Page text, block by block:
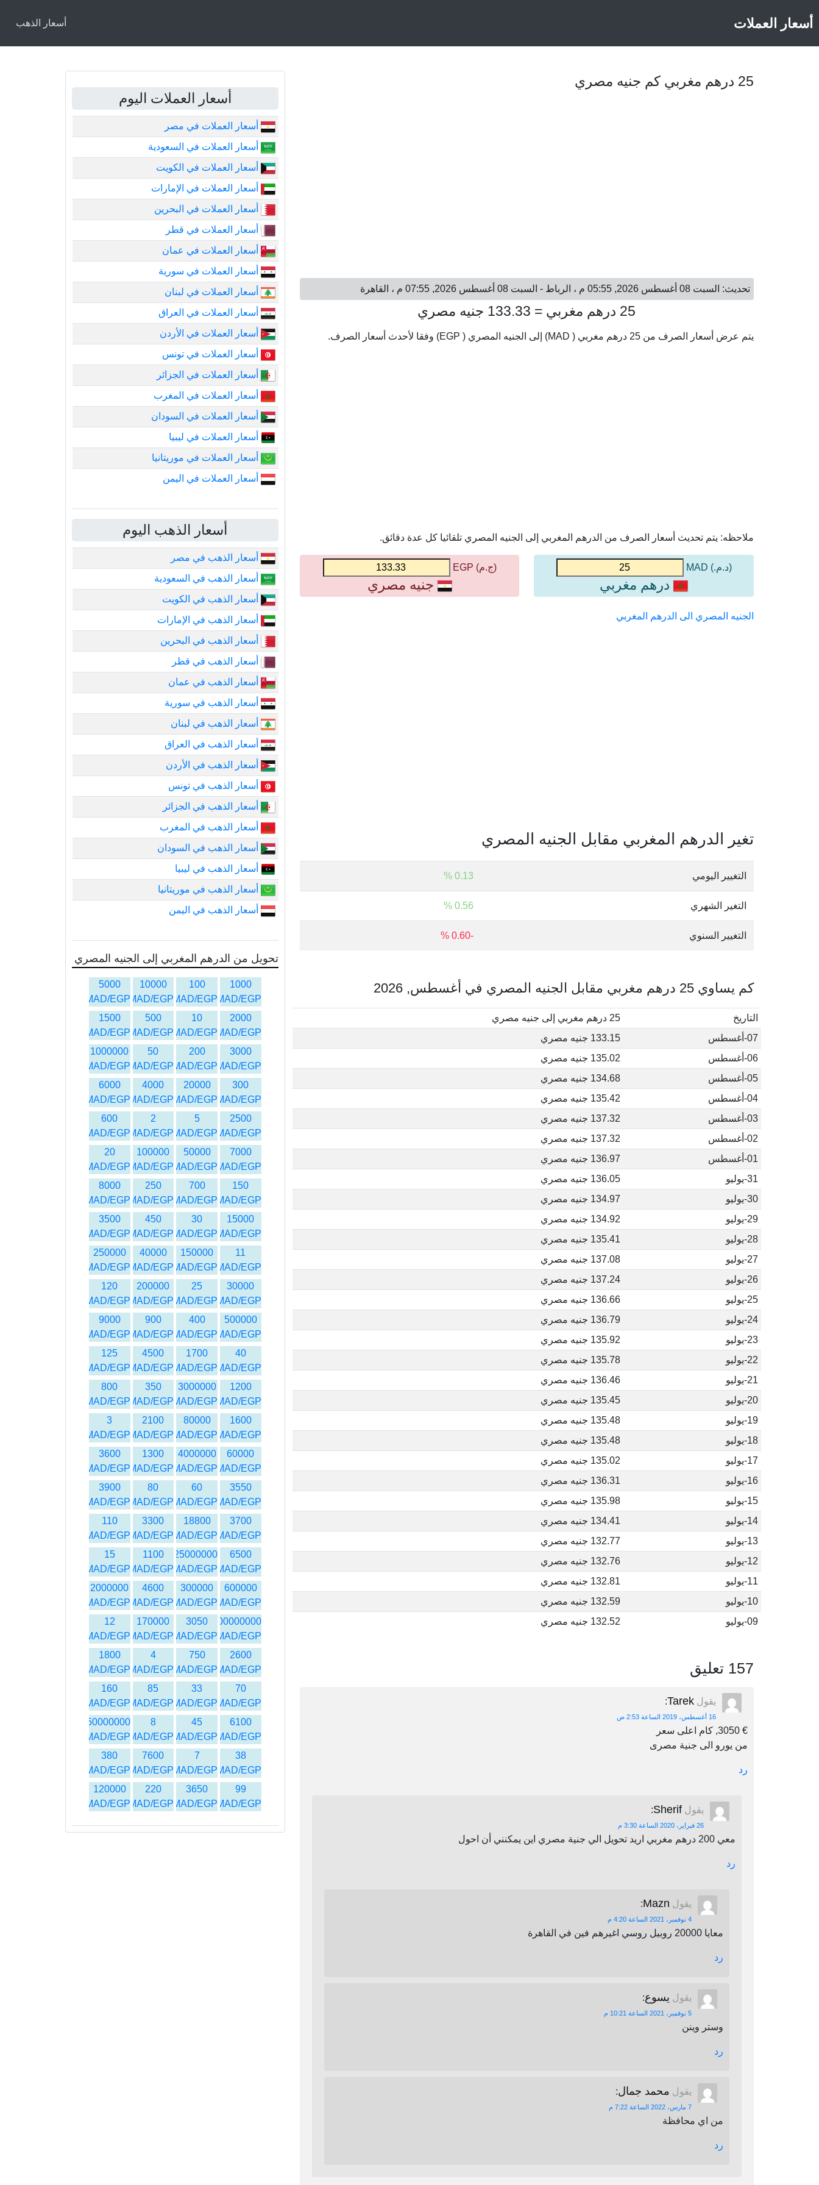
أسعار العملات أسعار الذهب
25 درهم مغربي كم جنيه مصري
تحديث: السبت 08 أغسطس 2026, 05:55 م ، الرباط - السبت 08 أغسطس 2026, 07:55 م ، القاهرة
25 درهم مغربي = 133.33 جنيه مصري
يتم عرض أسعار الصرف من 25 درهم مغربي ( MAD) إلى الجنيه المصري ( EGP) وفقا لأحدث أسعار الصرف.
ملاحظه: يتم تحديث أسعار الصرف من الدرهم المغربي إلى الجنيه المصري تلقائيا كل عدة دقائق.
(د.م.) MAD
درهم مغربي
(ج.م) EGP
جنيه مصري
الجنيه المصري الى الدرهم المغربي
تغير الدرهم المغربي مقابل الجنيه المصري
التغيير اليومي 0.13 %
التغير الشهري 0.56 %
التغيير السنوي -0.60 %
كم يساوي 25 درهم مغربي مقابل الجنيه المصري في أغسطس, 2026
التاريخ
25 درهم مغربي إلى جنيه مصري
07-أغسطس
133.15 جنيه مصري
06-أغسطس
135.02 جنيه مصري
05-أغسطس
134.68 جنيه مصري
04-أغسطس
135.42 جنيه مصري
03-أغسطس
137.32 جنيه مصري
02-أغسطس
137.32 جنيه مصري
01-أغسطس
136.97 جنيه مصري
31-يوليو
136.05 جنيه مصري
30-يوليو
134.97 جنيه مصري
29-يوليو
134.92 جنيه مصري
28-يوليو
135.41 جنيه مصري
27-يوليو
137.08 جنيه مصري
26-يوليو
137.24 جنيه مصري
25-يوليو
136.66 جنيه مصري
24-يوليو
136.79 جنيه مصري
23-يوليو
135.92 جنيه مصري
22-يوليو
135.78 جنيه مصري
21-يوليو
136.46 جنيه مصري
20-يوليو
135.45 جنيه مصري
19-يوليو
135.48 جنيه مصري
18-يوليو
135.48 جنيه مصري
17-يوليو
135.02 جنيه مصري
16-يوليو
136.31 جنيه مصري
15-يوليو
135.98 جنيه مصري
14-يوليو
134.41 جنيه مصري
13-يوليو
132.77 جنيه مصري
12-يوليو
132.76 جنيه مصري
11-يوليو
132.81 جنيه مصري
10-يوليو
132.59 جنيه مصري
09-يوليو
132.52 جنيه مصري
157 تعليق
يقول Tarek
:
16 أغسطس، 2019 الساعة 2:53 ص
€ 3050, كام اعلى سعر
من يورو الى جنية مصرى
رد
يقول Sherif
:
26 فبراير، 2020 الساعة 3:30 م
معي 200 درهم مغربي اريد تحويل الي جنية مصري اين يمكنني أن احول
رد
يقول Mazn
:
4 نوفمبر، 2021 الساعة 4:20 م
معايا 20000 روبيل روسي اغيرهم فين في القاهرة
رد
يقول يسوع:
5 نوفمبر، 2021 الساعة 10:21 م
وستر وينن
رد
يقول محمد جمال:
7 مارس، 2022 الساعة 7:22 م
من اي محافظة
رد
أسعار العملات اليوم
أسعار العملات في مصر
أسعار العملات في السعودية
أسعار العملات في الكويت
أسعار العملات في الإمارات
أسعار العملات في البحرين
أسعار العملات في قطر
أسعار العملات في عمان
أسعار العملات في سورية
أسعار العملات في لبنان
أسعار العملات في العراق
أسعار العملات في الأردن
أسعار العملات في تونس
أسعار العملات في الجزائر
أسعار العملات في المغرب
أسعار العملات في السودان
أسعار العملات في ليبيا
أسعار العملات في موريتانيا
أسعار العملات في اليمن
أسعار الذهب اليوم
أسعار الذهب في مصر
أسعار الذهب في السعودية
أسعار الذهب في الكويت
أسعار الذهب في الإمارات
أسعار الذهب في البحرين
أسعار الذهب في قطر
أسعار الذهب في عمان
أسعار الذهب في سورية
أسعار الذهب في لبنان
أسعار الذهب في العراق
أسعار الذهب في الأردن
أسعار الذهب في تونس
أسعار الذهب في الجزائر
أسعار الذهب في المغرب
أسعار الذهب في السودان
أسعار الذهب في ليبيا
أسعار الذهب في موريتانيا
أسعار الذهب في اليمن
تحويل من الدرهم المغربي إلى الجنيه المصري
1000
MAD/EGP
100
MAD/EGP
10000
MAD/EGP
5000
MAD/EGP
2000
MAD/EGP
10
MAD/EGP
500
MAD/EGP
1500
MAD/EGP
3000
MAD/EGP
200
MAD/EGP
50
MAD/EGP
1000000
MAD/EGP
300
MAD/EGP
20000
MAD/EGP
4000
MAD/EGP
6000
MAD/EGP
2500
MAD/EGP
5
MAD/EGP
2
MAD/EGP
600
MAD/EGP
7000
MAD/EGP
50000
MAD/EGP
100000
MAD/EGP
20
MAD/EGP
150
MAD/EGP
700
MAD/EGP
250
MAD/EGP
8000
MAD/EGP
15000
MAD/EGP
30
MAD/EGP
450
MAD/EGP
3500
MAD/EGP
11
MAD/EGP
150000
MAD/EGP
40000
MAD/EGP
250000
MAD/EGP
30000
MAD/EGP
25
MAD/EGP
200000
MAD/EGP
120
MAD/EGP
500000
MAD/EGP
400
MAD/EGP
900
MAD/EGP
9000
MAD/EGP
40
MAD/EGP
1700
MAD/EGP
4500
MAD/EGP
125
MAD/EGP
1200
MAD/EGP
3000000
MAD/EGP
350
MAD/EGP
800
MAD/EGP
1600
MAD/EGP
80000
MAD/EGP
2100
MAD/EGP
3
MAD/EGP
60000
MAD/EGP
4000000
MAD/EGP
1300
MAD/EGP
3600
MAD/EGP
3550
MAD/EGP
60
MAD/EGP
80
MAD/EGP
3900
MAD/EGP
3700
MAD/EGP
18800
MAD/EGP
3300
MAD/EGP
110
MAD/EGP
6500
MAD/EGP
25000000
MAD/EGP
1100
MAD/EGP
15
MAD/EGP
600000
MAD/EGP
300000
MAD/EGP
4600
MAD/EGP
2000000
MAD/EGP
1000000000
MAD/EGP
3050
MAD/EGP
170000
MAD/EGP
12
MAD/EGP
2600
MAD/EGP
750
MAD/EGP
4
MAD/EGP
1800
MAD/EGP
70
MAD/EGP
33
MAD/EGP
85
MAD/EGP
160
MAD/EGP
6100
MAD/EGP
45
MAD/EGP
8
MAD/EGP
50000000
MAD/EGP
38
MAD/EGP
7
MAD/EGP
7600
MAD/EGP
380
MAD/EGP
99
MAD/EGP
3650
MAD/EGP
220
MAD/EGP
120000
MAD/EGP